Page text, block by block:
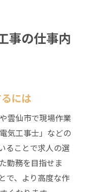
事の仕事内
には
雲仙市で現場作業
気工事士」などの
ることで求人の選
勤務を目指せま
で、より高度な作